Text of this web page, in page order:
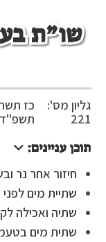
שו”ת
גליון מס':
221
כז
תשפ"ד
תוכן עניינים:
חיזור אחר נר
שתיית מים
שתיה ואכילה
שתית מים